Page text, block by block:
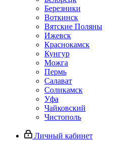
Березники
Воткинск
Вятские Поляны
Ижевск
Краснокамск
Кунгур
Можга
Пермь
Салават
Соликамск
Уфа
Чайковский
Чистополь
Личный кабинет